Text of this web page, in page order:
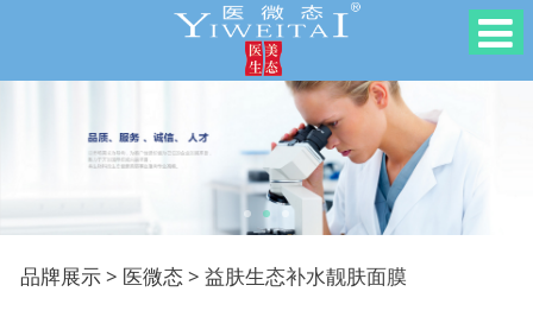
益肤生态补水靓肤面膜
品牌展示> 医微态> 益肤生态补水靓肤面膜